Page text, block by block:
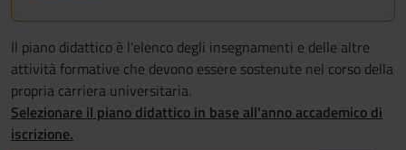
Il piano didattico è l'elenco degli insegnamenti e delle altre
attività formative che devono essere sostenute nel corso della
propria carriera universitaria.
Selezionare il piano didattico in base all'anno accademico di
iscrizione.